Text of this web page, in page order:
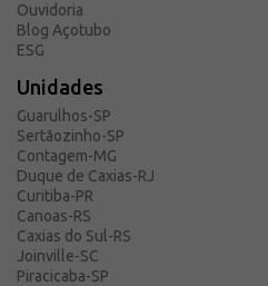
Planos de Financiamento
Compliance e LGPD
Ouvidoria
Blog
ESG
Trabalhe conosco
Ouvidoria
Blog Açotubo
ESG
Unidades
Guarulhos-SP
Sertãozinho-SP
Contagem-MG
Duque de Caxias-RJ
Curitiba-PR
Canoas-RS
Caxias do Sul-RS
Joinville-SC
Piracicaba-SP